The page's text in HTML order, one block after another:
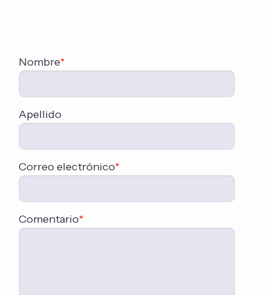
Nombre*
Apellido
Correo electrónico*
Comentario*